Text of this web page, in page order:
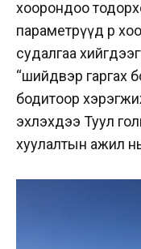
хоорондоо
параметрүүд өөр
судалгаа
“шийдвэр гаргах
бодитоор
эхлэхдээ Туул
хуулалтын ажил нь